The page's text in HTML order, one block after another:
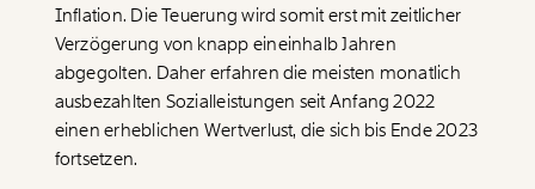
Parlagram
Pressebereich
Jobs & Fellowships
Inflation. Die Teuerung wird somit erst mit zeitlicher
Verzögerung von knapp eineinhalb Jahren
abgegolten. Daher erfahren die meisten monatlich
ausbezahlten Sozialleistungen seit Anfang 2022
einen erheblichen Wertverlust, die sich bis Ende 2023
fortsetzen.